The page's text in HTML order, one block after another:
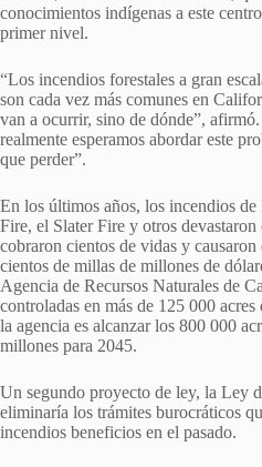
conocimientos indígenas a este
primer nivel.
“Los incendios forestales a gran
son cada vez más comunes en
van a ocurrir, sino de dónde”,
realmente esperamos abordar este
que perder”.
En los últimos años, los incendios
Fire, el Slater Fire y otros devastaron
cobraron cientos de vidas y
cientos de millas de millones de
Agencia de Recursos Naturales de
controladas en más de 125 000
la agencia es alcanzar los 800 000
millones para 2045.
Un segundo proyecto de ley, la Ley
eliminaría los trámites burocráticos
incendios beneficios en el pasado.